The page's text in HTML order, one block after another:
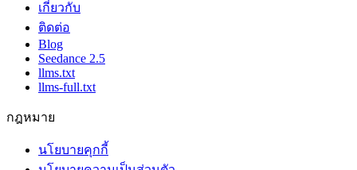
เกี่ยวกับ
ติดต่อ
Blog
Seedance 2.5
llms.txt
llms-full.txt
กฎหมาย
นโยบายคุกกี้